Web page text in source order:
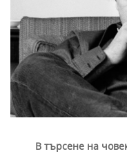
В търсене на